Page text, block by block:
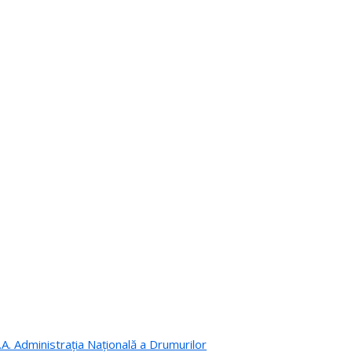
Administrația Națională a Drumurilor